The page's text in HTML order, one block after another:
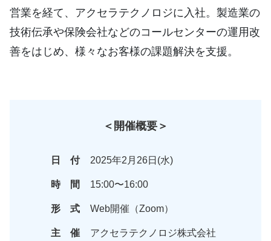
営業を経て、アクセラテクノロジに入社。製造業の
技術伝承や保険会社などのコールセンターの運用改
善をはじめ、様々なお客様の課題解決を支援。
＜開催概要＞
日 付 2025年2月26日(水)
時 間 15:00〜16:00
形 式 Web開催（Zoom）
主 催 アクセラテクノロジ株式会社